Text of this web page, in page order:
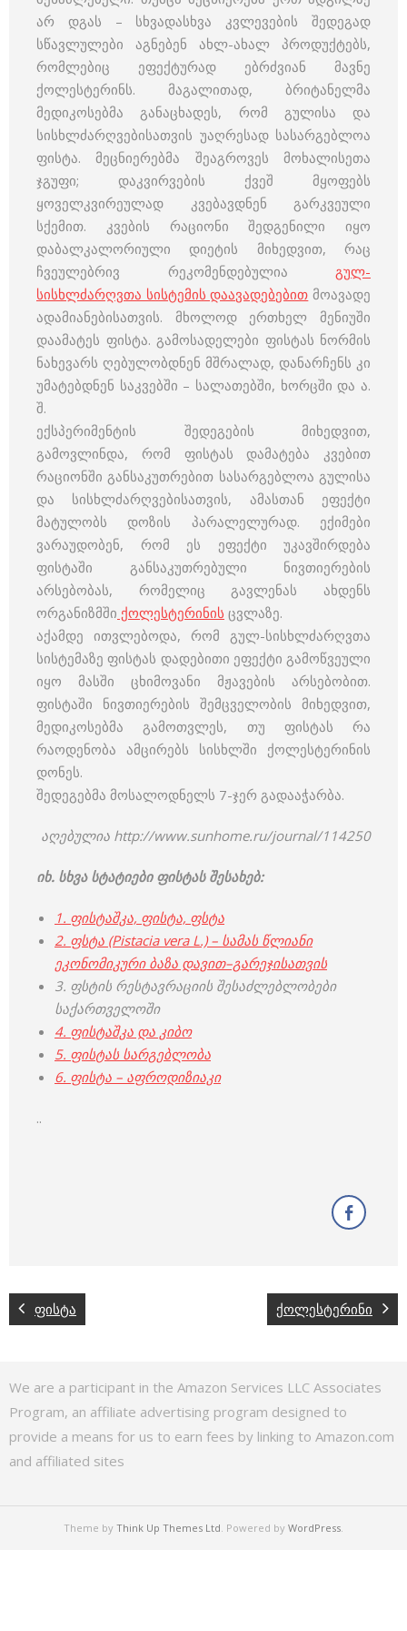
არ დგას – სხვადასხვა კვლევების შედეგად
სწავლულები აგნებენ ახლ-ახალ პროდუქტებს,
რომლებიც ეფექტურად ებრძვიან მავნე
ქოლესტერინს. მაგალითად, ბრიტანელმა
მედიკოსებმა განაცხადეს, რომ გულისა და
სისხლძარღვებისათვის უაღრესად სასარგებლოა
ფისტა. მეცნიერებმა შეაგროვეს მოხალისეთა
ჯგუფი; დაკვირვების ქვეშ მყოფებს
ყოველკვირეულად კვებავდნენ გარკვეული
სქემით. კვების რაციონი შედგენილი იყო
დაბალკალორიული დიეტის მიხედვით, რაც
ჩვეულებრივ რეკომენდებულია გულ-
სისხლძარღვთა სისტემის დაავადებებით მოავადე
ადამიანებისათვის. მხოლოდ ერთხელ მენიუში
დაამატეს ფისტა. გამოსადელები ფისტას ნორმის
ნახევარს ღებულობდნენ მშრალად, დანარჩენს კი
უმატებდნენ საკვებში – სალათებში, ხორცში და ა.
შ.
ექსპერიმენტის შედეგების მიხედვით,
გამოვლინდა, რომ ფისტას დამატება კვებით
რაციონში განსაკუთრებით სასარგებლოა გულისა
და სისხლძარღვებისათვის, ამასთან ეფექტი
მატულობს დოზის პარალელურად. ექიმები
ვარაუდობენ, რომ ეს ეფექტი უკავშირდება
ფისტაში განსაკუთრებული ნივთიერების
არსებობას, რომელიც გავლენას ახდენს
ორგანიზმში ქოლესტერინის ცვლაზე.
აქამდე ითვლებოდა, რომ გულ-სისხლძარღვთა
სისტემაზე ფისტას დადებითი ეფექტი გამოწვეული
იყო მასში ცხიმოვანი მჟავების არსებობით.
ფისტაში ნივთიერების შემცველობის მიხედვით,
მედიკოსებმა გამოთვლეს, თუ ფისტას რა
რაოდენობა ამცირებს სისხლში ქოლესტერინის
დონეს.
შედეგებმა მოსალოდნელს 7-ჯერ გადააჭარბა.
აღებულია http://www.sunhome.ru/journal/114250
იხ. სხვა სტატიები ფისტას შესახებ:
1. ფისტაშკა, ფისტა, ფსტა
2. ფსტა (Pistacia vera L.) – სამას წლიანი
ეკონომიკური ბაზა დავით–გარეჯისათვის
3. ფსტის რესტავრაციის შესაძლებლობები
საქართველოში
4. ფისტაშკა და კიბო
5. ფისტას სარგებლობა
6. ფისტა – აფროდიზიაკი
..
ფისტა ქოლესტერინი
We are a participant in the Amazon Services LLC Associates
Program, an affiliate advertising program designed to
provide a means for us to earn fees by linking to Amazon.com
and affiliated sites
Theme by Think Up Themes Ltd. Powered by WordPress.